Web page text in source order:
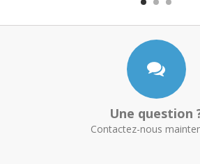
Une question
Contactez-nous